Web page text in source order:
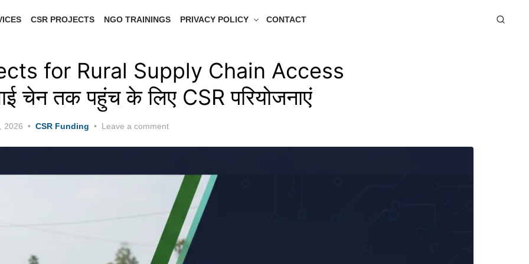
CSR PROJECTS NGO TRAININGS PRIVACY POLICY CONTACT
for Rural Supply Chain Access
चेन तक पहुंच के लिए CSR परियोजनाएं
2026 CSR Funding Leave a comment